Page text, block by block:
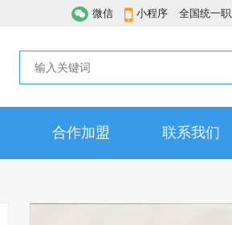
微信 小程序 全国统一
合作加盟 联系我们